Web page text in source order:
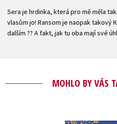
Sera je hrdinka, která pro mě měla
vlasům jo! Ransom je naopak takový
dalším ?? A fakt, jak tu oba mají své
MOHLO BY VÁS